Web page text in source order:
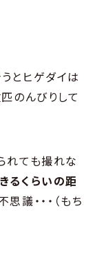
とヒゲダイは
のんびりして
れても撮れな
るくらいの距
議・・・（もち